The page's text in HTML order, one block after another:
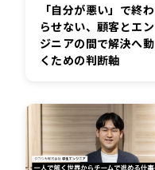
「自分が悪い」で終わ
らせない、顧客とエン
ジニアの間で解決へ動
くための判断軸